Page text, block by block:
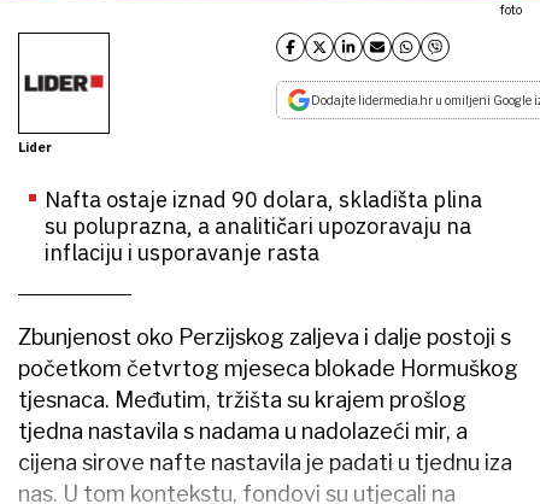
foto
Lider
Dodajte lidermedia.hr u omiljeni Google
Nafta ostaje iznad 90 dolara, skladišta plina
su poluprazna, a analitičari upozoravaju na
inflaciju i usporavanje rasta
Zbunjenost oko Perzijskog zaljeva i dalje postoji s
početkom četvrtog mjeseca blokade Hormuškog
tjesnaca. Međutim, tržišta su krajem prošlog
tjedna nastavila s nadama u nadolazeći mir, a
cijena sirove nafte nastavila je padati u tjednu iza
nas. U tom kontekstu, fondovi su utjecali na